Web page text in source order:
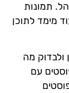
תמונות
מימד לתוכן
ולבדוק מה
עם